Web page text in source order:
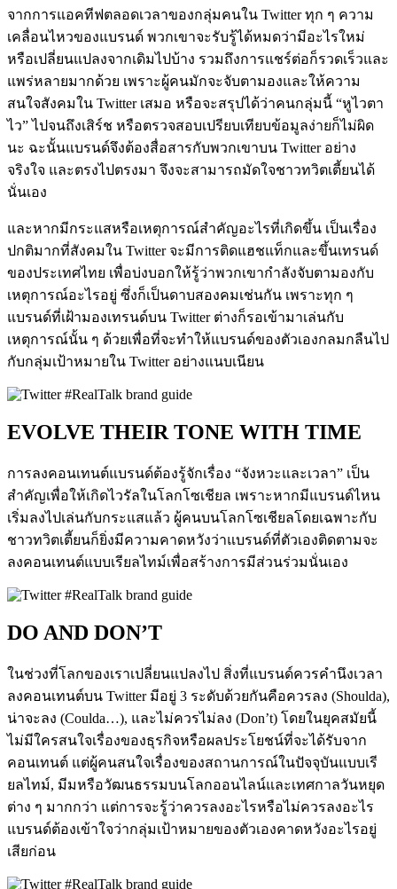
จากการแอคทีฟตลอดเวลาของกลุ่มคนใน Twitter ทุก ๆ ความ
เคลื่อนไหวของแบรนด์ พวกเขาจะรับรู้ได้หมดว่ามีอะไรใหม่
หรือเปลี่ยนแปลงจากเดิมไปบ้าง รวมถึงการแชร์ต่อก็รวดเร็วและ
แพร่หลายมากด้วย เพราะผู้คนมักจะจับตามองและให้ความ
สนใจสังคมใน Twitter เสมอ หรือจะสรุปได้ว่าคนกลุ่มนี้ “หูไวตา
ไว” ไปจนถึงเสิร์ช หรือตรวจสอบเปรียบเทียบข้อมูลง่ายก็ไม่ผิด
นะ ฉะนั้นแบรนด์จึงต้องสื่อสารกับพวกเขาบน Twitter อย่าง
จริงใจ และตรงไปตรงมา จึงจะสามารถมัดใจชาวทวิตเตี้ยนได้
นั่นเอง
และหากมีกระแสหรือเหตุการณ์สำคัญอะไรที่เกิดขึ้น เป็นเรื่อง
ปกติมากที่สังคมใน Twitter จะมีการติดแฮชแท็กและขึ้นเทรนด์
ของประเทศไทย เพื่อบ่งบอกให้รู้ว่าพวกเขากำลังจับตามองกับ
เหตุการณ์อะไรอยู่ ซึ่งก็เป็นดาบสองคมเช่นกัน เพราะทุก ๆ
แบรนด์ที่เฝ้ามองเทรนด์บน Twitter ต่างก็รอเข้ามาเล่นกับ
เหตุการณ์นั้น ๆ ด้วยเพื่อที่จะทำให้แบรนด์ของตัวเองกลมกลืนไป
กับกลุ่มเป้าหมายใน Twitter อย่างแนบเนียน
EVOLVE THEIR TONE WITH TIME
การลงคอนเทนต์แบรนด์ต้องรู้จักเรื่อง “จังหวะและเวลา” เป็น
สำคัญเพื่อให้เกิดไวรัลในโลกโซเชียล เพราะหากมีแบรนด์ไหน
เริ่มลงไปเล่นกับกระแสแล้ว ผู้คนบนโลกโซเชียลโดยเฉพาะกับ
ชาวทวิตเตี้ยนก็ยิ่งมีความคาดหวังว่าแบรนด์ที่ตัวเองติดตามจะ
ลงคอนเทนต์แบบเรียลไทม์เพื่อสร้างการมีส่วนร่วมนั่นเอง
DO AND DON’T
ในช่วงที่โลกของเราเปลี่ยนแปลงไป สิ่งที่แบรนด์ควรคำนึงเวลา
ลงคอนเทนต์บน Twitter มีอยู่ 3 ระดับด้วยกันคือควรลง (Shoulda),
น่าจะลง (Coulda…), และไม่ควรไม่ลง (Don’t) โดยในยุคสมัยนี้
ไม่มีใครสนใจเรื่องของธุรกิจหรือผลประโยชน์ที่จะได้รับจาก
คอนเทนต์ แต่ผู้คนสนใจเรื่องของสถานการณ์ในปัจจุบันแบบเรี
ยลไทม์, มีมหรือวัฒนธรรมบนโลกออนไลน์และเทศกาลวันหยุด
ต่าง ๆ มากกว่า แต่การจะรู้ว่าควรลงอะไรหรือไม่ควรลงอะไร
แบรนด์ต้องเข้าใจว่ากลุ่มเป้าหมายของตัวเองคาดหวังอะไรอยู่
เสียก่อน